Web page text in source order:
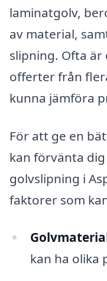
laminatgolv,
av material,
slipning. Ofta är
offerter från
kunna jämföra
För att ge en
kan förvänta
golvslipning i
faktorer som
kan ha olika